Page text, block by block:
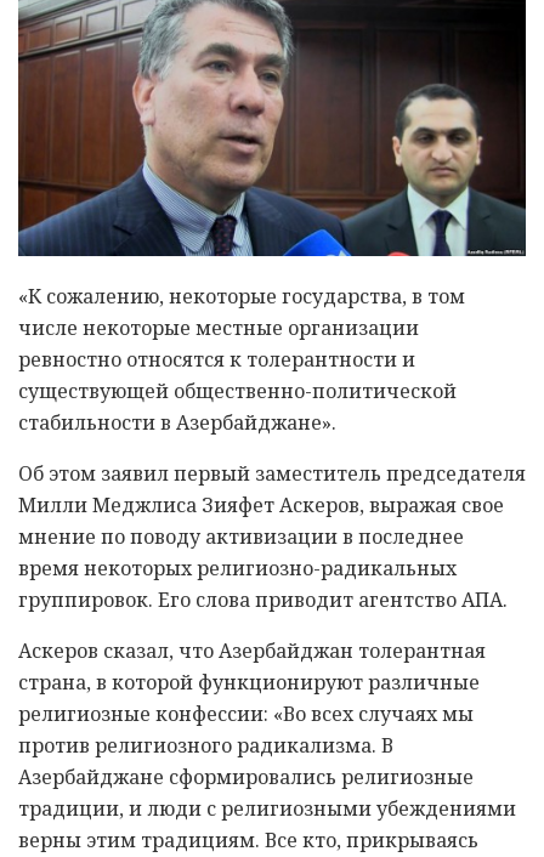
«К сожалению, некоторые государства, в том
числе некоторые местные организации
ревностно относятся к толерантности и
существующей общественно-политической
стабильности в Азербайджане».
Об этом заявил первый заместитель председателя
Милли Меджлиса Зияфет Аскеров, выражая свое
мнение по поводу активизации в последнее
время некоторых религиозно-радикальных
группировок. Его слова приводит агентство АПА.
Аскеров сказал, что Азербайджан толерантная
страна, в которой функционируют различные
религиозные конфессии: «Во всех случаях мы
против религиозного радикализма. В
Азербайджане сформировались религиозные
традиции, и люди с религиозными убеждениями
верны этим традициям. Все кто, прикрываясь